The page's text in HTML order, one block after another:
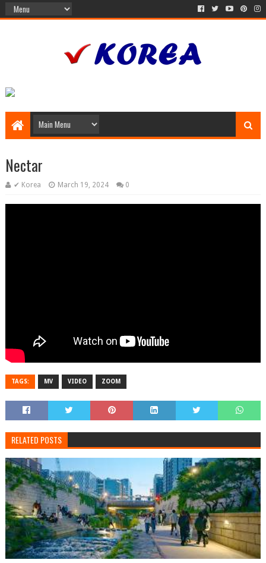
Nectar
✔ Korea March 19, 2024 0
TAGS: MV VIDEO ZOOM
RELATED POSTS